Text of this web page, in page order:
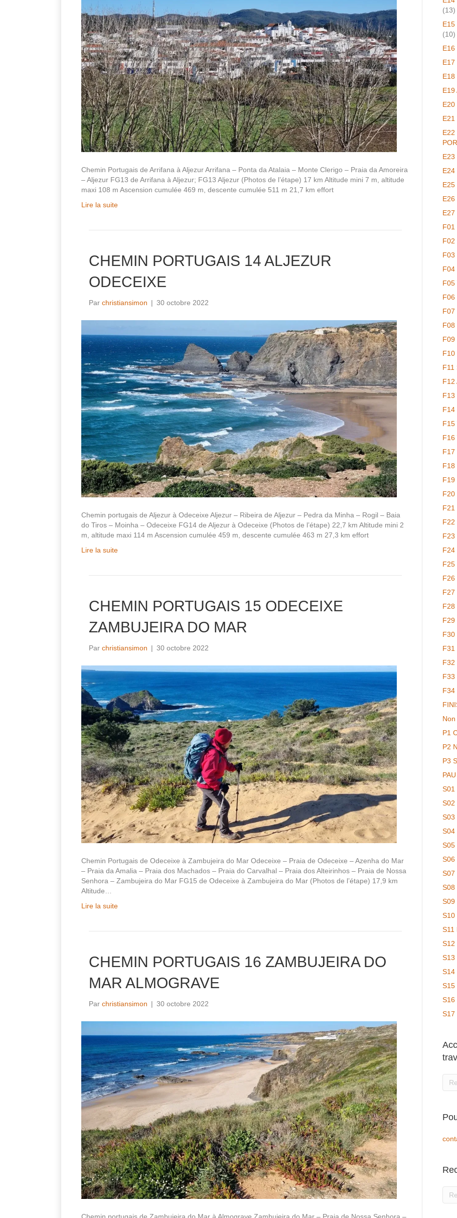
Chemin Portugais de Arrifana à Aljezur Arrifana – Ponta da Atalaia – Monte Clerigo – Praia da Amoreira
– Aljezur FG13 de Arrifana à Aljezur; FG13 Aljezur (Photos de l’étape) 17 km Altitude mini 7 m, altitude
maxi 108 m Ascension cumulée 469 m, descente cumulée 511 m 21,7 km effort
Lire la suite
CHEMIN PORTUGAIS 14 ALJEZUR
ODECEIXE
Par christiansimon | 30 octobre 2022
Chemin portugais de Aljezur à Odeceixe Aljezur – Ribeira de Aljezur – Pedra da Minha – Rogil – Baia
do Tiros – Moinha – Odeceixe FG14 de Aljezur à Odeceixe (Photos de l’étape) 22,7 km Altitude mini 2
m, altitude maxi 114 m Ascension cumulée 459 m, descente cumulée 463 m 27,3 km effort
Lire la suite
CHEMIN PORTUGAIS 15 ODECEIXE
ZAMBUJEIRA DO MAR
Par christiansimon | 30 octobre 2022
Chemin Portugais de Odeceixe à Zambujeira do Mar Odeceixe – Praia de Odeceixe – Azenha do Mar
– Praia da Amalia – Praia dos Machados – Praia do Carvalhal – Praia dos Alteirinhos – Praia de Nossa
Senhora – Zambujeira do Mar FG15 de Odeceixe à Zambujeira do Mar (Photos de l’étape) 17,9 km
Altitude…
Lire la suite
CHEMIN PORTUGAIS 16 ZAMBUJEIRA DO
MAR ALMOGRAVE
Par christiansimon | 30 octobre 2022
(13)
E15
(10)
E16
E17
E18
E19
E20
E21
E22
E23
E24
E25
E26
E27
F01
F02
F03
F04
F05
F06
F07
F08
F09
F10
F11
F12
F13
F14
F15
F16
F17
F18
F19
F20
F21
F22
F23
F24
F25
F26
F27
F28
F29
F30
F31
F32
F33
F34
P1
P2
P3
S01
S02
S03
S04
S05
S06
S07
S08
S09
S10
S11
S12
S13
S14
S15
S16
S17